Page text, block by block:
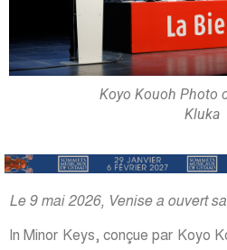
Koyo Kouoh Photo
Kluka
Le 9 mai 2026, Venise a ouvert
In Minor Keys, conçue par Koyo